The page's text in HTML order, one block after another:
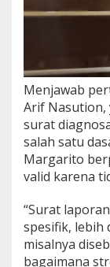
Menjawab
Arif Nasution,
surat
salah satu
Margarito
valid karena
“Surat
spesifik, lebih
misalnya
bagaimana